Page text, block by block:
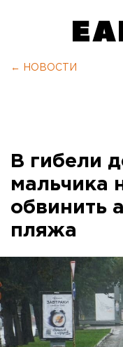
← НОВОСТИ
В гибели
мальчика
обвинить
пляжа